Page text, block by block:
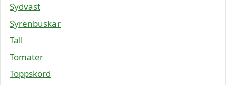
Sydväst
Syrenbuskar
Tall
Tomater
Toppskörd